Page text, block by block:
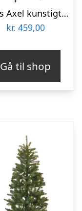
Sirius Axel kunstigt juletræ med lys, 120 cm
kr. 459,00
Gå til shop